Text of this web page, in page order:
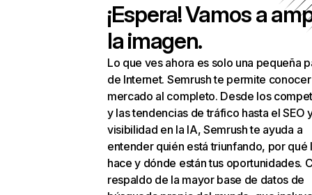
¡Espera! Vamos a
la imagen.
Lo que ves ahora es solo una pequeña
de Internet. Semrush te permite
mercado al completo. Desde los
y las tendencias de tráfico hasta el SEO
visibilidad en la IA, Semrush te ayuda a
entender quién está triunfando, por qué
hace y dónde están tus oportunidades.
respaldo de la mayor base de datos de